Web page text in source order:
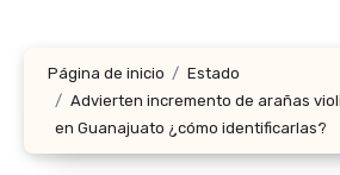
Página de inicio
Estado
Advierten incremento de arañas
en Guanajuato ¿cómo identificarlas?